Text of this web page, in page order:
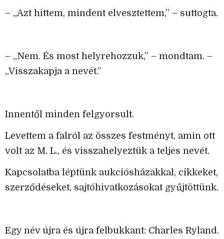
– „Azt hittem, mindent elvesztettem,” – suttogta.
– „Nem. És most helyrehozzuk,” – mondtam. –
„Visszakapja a nevét.”
Innentől minden felgyorsult.
Levettem a falról az összes festményt, amin ott
volt az M. L., és visszahelyeztük a teljes nevét.
Kapcsolatba léptünk aukciósházakkal, cikkeket,
szerződéseket, sajtóhivatkozásokat gyűjtöttünk.
Egy név újra és újra felbukkant: Charles Ryland.